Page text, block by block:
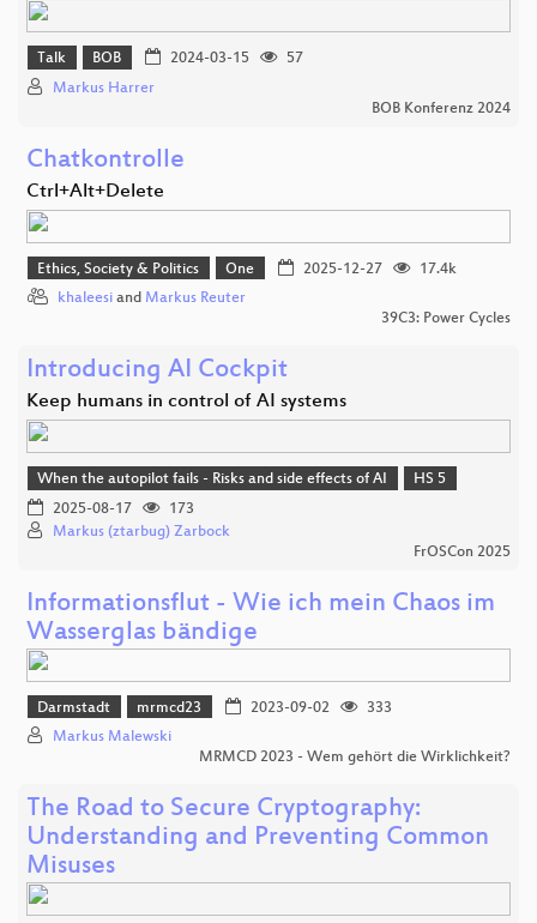
Talk BOB 2024-03-15
57
Markus Harrer
BOB Konferenz 2024
Chatkontrolle
Ctrl+Alt+Delete
Ethics, Society & Politics One 2025-12-27
17.4k
khaleesi and Markus Reuter
39C3: Power Cycles
Introducing AI Cockpit
Keep humans in control of AI systems
When the autopilot fails - Risks and side effects of AI
HS 5
2025-08-17
173
Markus (ztarbug) Zarbock
FrOSCon 2025
Informationsflut - Wie ich mein Chaos im
Wasserglas bändige
Darmstadt mrmcd23 2023-09-02
333
Markus Malewski
MRMCD 2023 - Wem gehört die Wirklichkeit?
The Road to Secure Cryptography:
Understanding and Preventing Common
Misuses